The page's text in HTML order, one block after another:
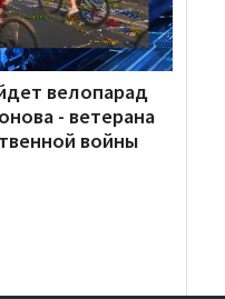
велопарад
- ветерана
войны